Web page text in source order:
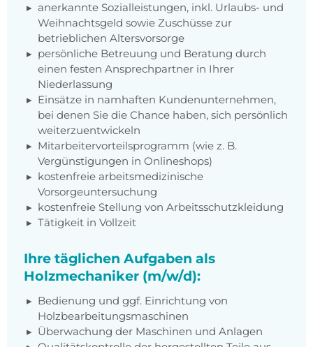
anerkannte Sozialleistungen, inkl. Urlaubs- und
Weihnachtsgeld sowie Zuschüsse zur
betrieblichen Altersvorsorge
persönliche Betreuung und Beratung durch
einen festen Ansprechpartner in Ihrer
Niederlassung
Einsätze in namhaften Kundenunternehmen,
bei denen Sie die Chance haben, sich persönlich
weiterzuentwickeln
Mitarbeitervorteilsprogramm (wie z. B.
Vergünstigungen in Onlineshops)
kostenfreie arbeitsmedizinische
Vorsorgeuntersuchung
kostenfreie Stellung von Arbeitsschutzkleidung
Tätigkeit in Vollzeit
Ihre täglichen Aufgaben als
Holzmechaniker (m/w/d):
Bedienung und ggf. Einrichtung von
Holzbearbeitungsmaschinen
Überwachung der Maschinen und Anlagen